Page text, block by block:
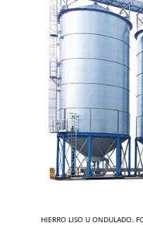
HIERRO LISO U ONDULADO.